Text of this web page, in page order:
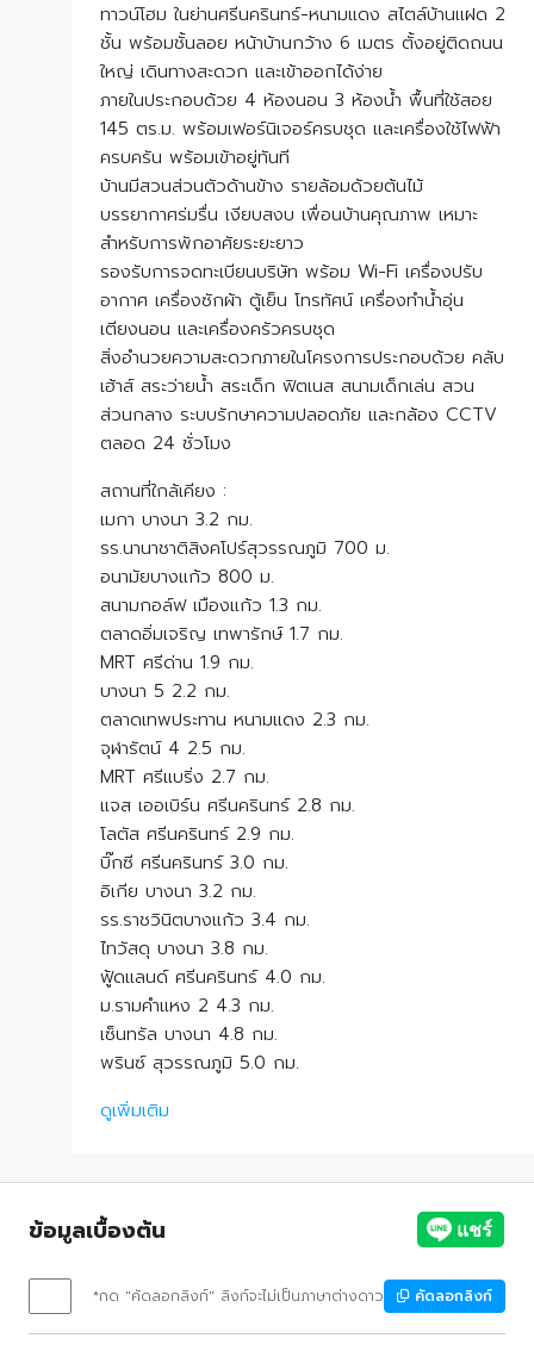
ทาวน์โฮม ในย่านศรีนครินทร์-หนามแดง สไตล์บ้านแฝด 2
ชั้น พร้อมชั้นลอย หน้าบ้านกว้าง 6 เมตร ตั้งอยู่ติดถนน
ใหญ่ เดินทางสะดวก และเข้าออกได้ง่าย
ภายในประกอบด้วย 4 ห้องนอน 3 ห้องน้ำ พื้นที่ใช้สอย
145 ตร.ม. พร้อมเฟอร์นิเจอร์ครบชุด และเครื่องใช้ไฟฟ้า
ครบครัน พร้อมเข้าอยู่ทันที
บ้านมีสวนส่วนตัวด้านข้าง รายล้อมด้วยต้นไม้
บรรยากาศร่มรื่น เงียบสงบ เพื่อนบ้านคุณภาพ เหมาะ
สำหรับการพักอาศัยระยะยาว
รองรับการจดทะเบียนบริษัท พร้อม Wi-Fi เครื่องปรับ
อากาศ เครื่องซักผ้า ตู้เย็น โทรทัศน์ เครื่องทำน้ำอุ่น
เตียงนอน และเครื่องครัวครบชุด
สิ่งอำนวยความสะดวกภายในโครงการประกอบด้วย คลับ
เฮ้าส์ สระว่ายน้ำ สระเด็ก ฟิตเนส สนามเด็กเล่น สวน
ส่วนกลาง ระบบรักษาความปลอดภัย และกล้อง CCTV
ตลอด 24 ชั่วโมง
สถานที่ใกล้เคียง :
เมกา บางนา 3.2 กม.
รร.นานาชาติสิงคโปร์สุวรรณภูมิ 700 ม.
อนามัยบางแก้ว 800 ม.
สนามกอล์ฟ เมืองแก้ว 1.3 กม.
ตลาดอิ่มเจริญ เทพารักษ์ 1.7 กม.
MRT ศรีด่าน 1.9 กม.
บางนา 5 2.2 กม.
ตลาดเทพประทาน หนามแดง 2.3 กม.
จุฬารัตน์ 4 2.5 กม.
MRT ศรีแบริ่ง 2.7 กม.
แจส เออเบิร์น ศรีนครินทร์ 2.8 กม.
โลตัส ศรีนครินทร์ 2.9 กม.
บิ๊กซี ศรีนครินทร์ 3.0 กม.
อิเกีย บางนา 3.2 กม.
รร.ราชวินิตบางแก้ว 3.4 กม.
ไทวัสดุ บางนา 3.8 กม.
ฟู้ดแลนด์ ศรีนครินทร์ 4.0 กม.
ม.รามคำแหง 2 4.3 กม.
เซ็นทรัล บางนา 4.8 กม.
พรินซ์ สุวรรณภูมิ 5.0 กม.
ดูเพิ่มเติม
ข้อมูลเบื้องต้น
*กด "คัดลอกลิงก์" ลิงก์จะไม่เป็นภาษาต่างดาว คัดลอกลิงก์